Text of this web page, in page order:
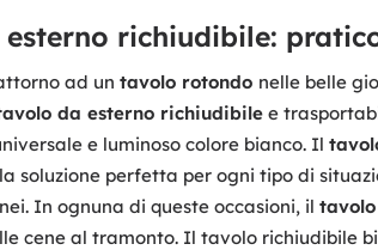
richiudibile:
ad un tavolo rotondo nelle belle
da esterno richiudibile e
e luminoso colore bianco. Il
soluzione perfetta per ogni tipo di
In ognuna di queste occasioni, il
cene al tramonto. Il tavolo richiudibile